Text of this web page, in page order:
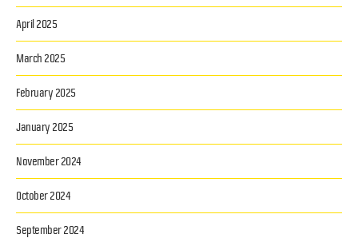
April 2025
March 2025
February 2025
January 2025
November 2024
October 2024
September 2024